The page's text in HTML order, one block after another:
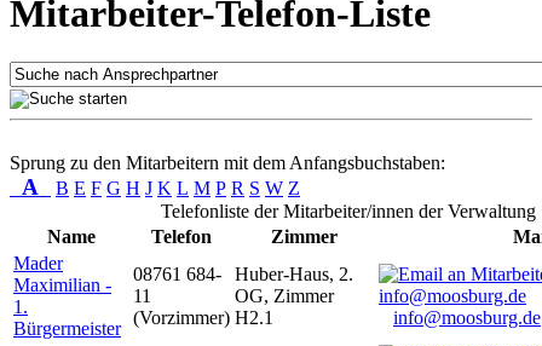
Mitarbeiter-Telefon-Liste
Sprung zu den Mitarbeitern mit dem Anfangsbuchstaben:
A B E F G H J K L M P R S W Z
Telefonliste der Mitarbeiter/innen der Verwaltung
Name
Telefon Zimmer
Mader
Maximilian -
1.
Bürgermeister
08761 684-
11
(Vorzimmer)
Huber-Haus, 2.
OG, Zimmer
H2.1
info@moosburg.de